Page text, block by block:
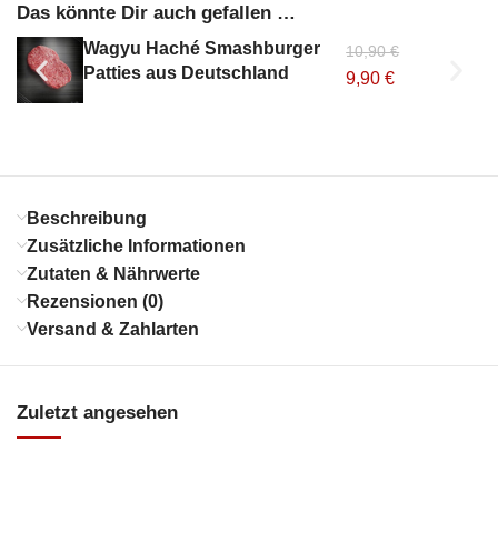
Das könnte Dir auch gefallen …
Wagyu Haché Smashburger
Patties aus Deutschland
10,90€
9,90€
Beschreibung
Zusätzliche Informationen
Zutaten & Nährwerte
Rezensionen (0)
Versand & Zahlarten
Zuletzt angesehen